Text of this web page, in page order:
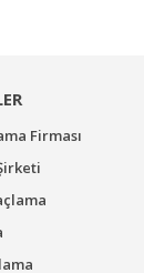
Firması